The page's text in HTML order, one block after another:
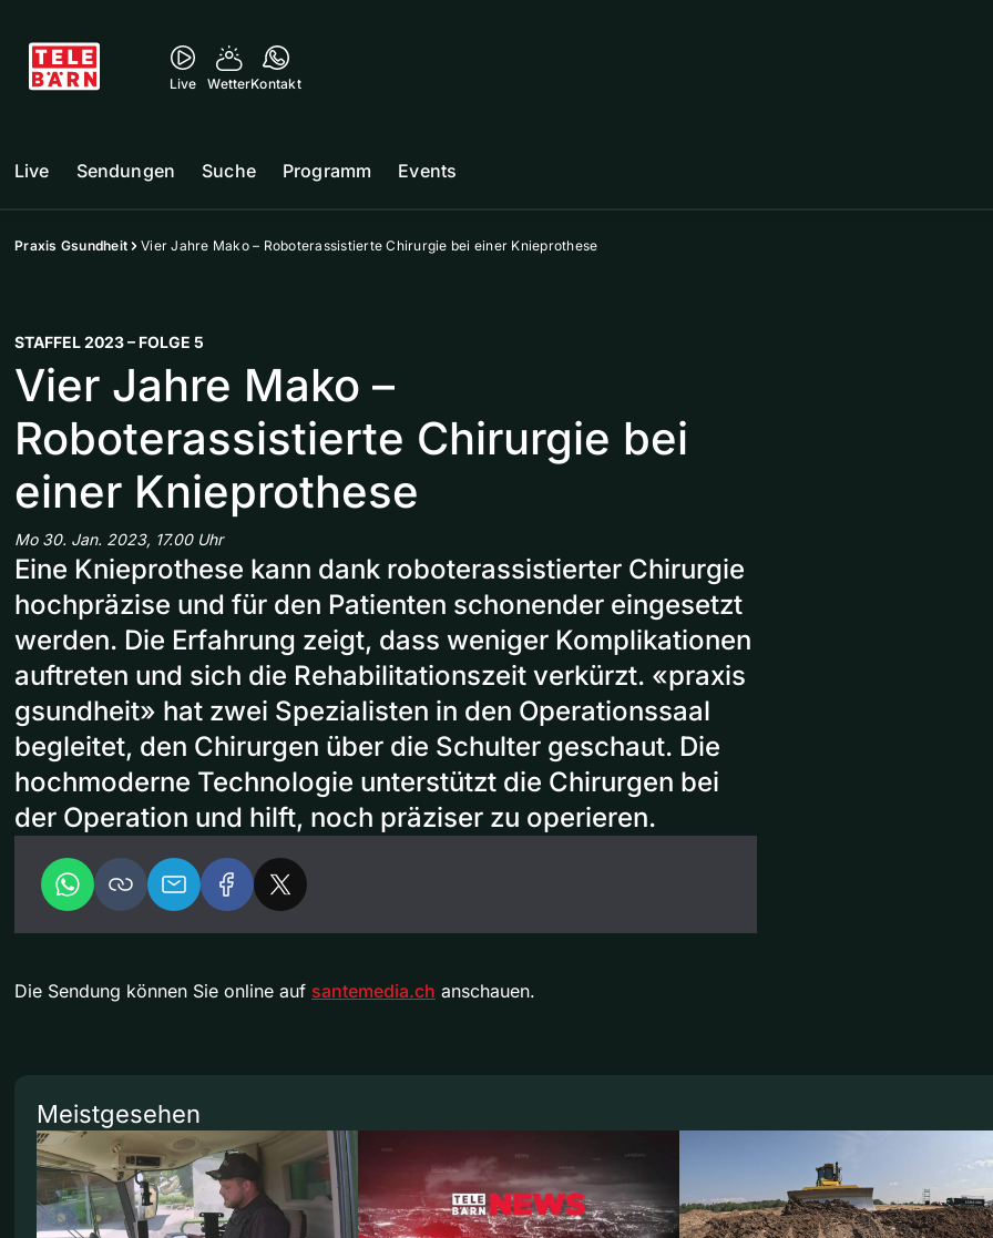
Live WetterKontakt
Live Sendungen Suche Programm Events
Praxis Gsundheit Vier Jahre Mako – Roboterassistierte Chirurgie bei einer Knieprothese
STAFFEL 2023 – FOLGE 5
Vier Jahre Mako –
Roboterassistierte Chirurgie bei
einer Knieprothese
Mo 30. Jan. 2023, 17.00 Uhr
Eine Knieprothese kann dank roboterassistierter Chirurgie
hochpräzise und für den Patienten schonender eingesetzt
werden. Die Erfahrung zeigt, dass weniger Komplikationen
auftreten und sich die Rehabilitationszeit verkürzt. «praxis
gsundheit» hat zwei Spezialisten in den Operationssaal
begleitet, den Chirurgen über die Schulter geschaut. Die
hochmoderne Technologie unterstützt die Chirurgen bei
der Operation und hilft, noch präziser zu operieren.
Die Sendung können Sie online auf santemedia.ch anschauen.
Meistgesehen